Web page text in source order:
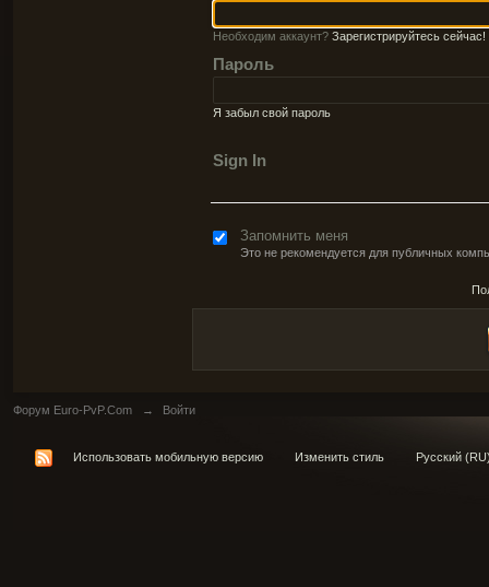
Необходим аккаунт? Зарегистрируйтесь сейчас!
Пароль
Я забыл свой пароль
Sign In
Запомнить меня
Это не рекомендуется для публичных
Форум Euro-PvP.Com → Войти
Использовать мобильную версию Изменить стиль Русский